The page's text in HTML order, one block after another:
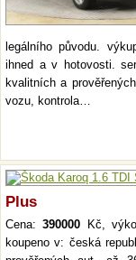
legálního původu.
ihned a v hotovosti.
kvalitních a
vozu, kontrola…
Plus
Cena:390000 Kč,
koupeno v: česká